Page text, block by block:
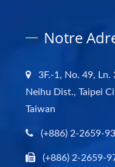
Notre
3F.-1, No. 49, Ln.
Neihu Dist., Taipei
Taiwan
(+886) 2-2659-
(+886) 2-2659-